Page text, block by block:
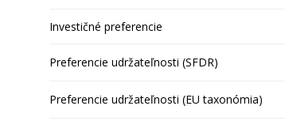
Investičné preferencie
Preferencie udržateľnosti (SFDR)
Preferencie udržateľnosti (EU taxonómia)